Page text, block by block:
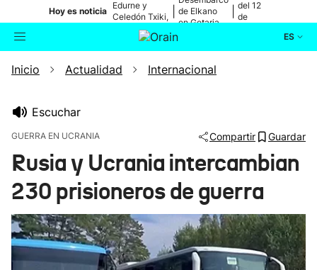
Hoy es noticia
Edurne y
Celedón Txiki,
en directo
de Elkano
en Getaria
del 12
de
ES
Buscador Actualidad
Ikusmiran
Eguraldia
Inicio Actualidad Internacional
Escuchar
GUERRA EN UCRANIA Compartir Guardar
Rusia y Ucrania intercambian
230 prisioneros de guerra